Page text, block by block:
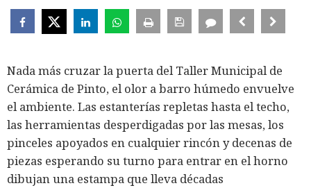
Nada más cruzar la puerta del Taller Municipal de
Cerámica de Pinto, el olor a barro húmedo envuelve
el ambiente. Las estanterías repletas hasta el techo,
las herramientas desperdigadas por las mesas, los
pinceles apoyados en cualquier rincón y decenas de
piezas esperando su turno para entrar en el horno
dibujan una estampa que lleva décadas